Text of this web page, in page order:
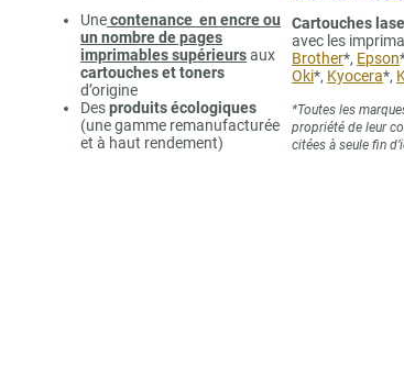
Unecontenance en encre ou
un nombre de pages
imprimables supérieursaux
cartouches et toners
d’origine
Desproduits écologiques
(une gamme remanufacturée
et à haut rendement)
Cartouches
avec les
Brother*, Epson
Oki*, Kyocera*,
*Toutes les
propriété de leur
citées à seule fin